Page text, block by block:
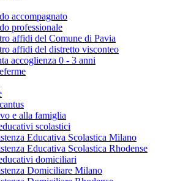
accompagnato
professionale
affidi del Comune di Pavia
affidi del distretto visconteo
accoglienza 0 - 3 anni
e alla famiglia
scolastici
Educativa Scolastica Milano
Educativa Scolastica Rhodense
domiciliari
Domiciliare Milano